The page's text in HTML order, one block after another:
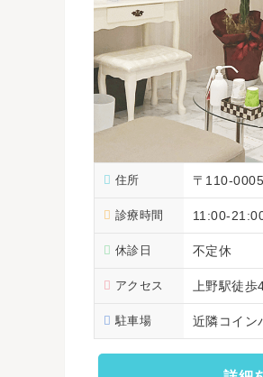
住所 〒110-
診療時間 11:00-
休診日 不定休
アクセス 上野駅徒歩
駐車場 近隣コイン